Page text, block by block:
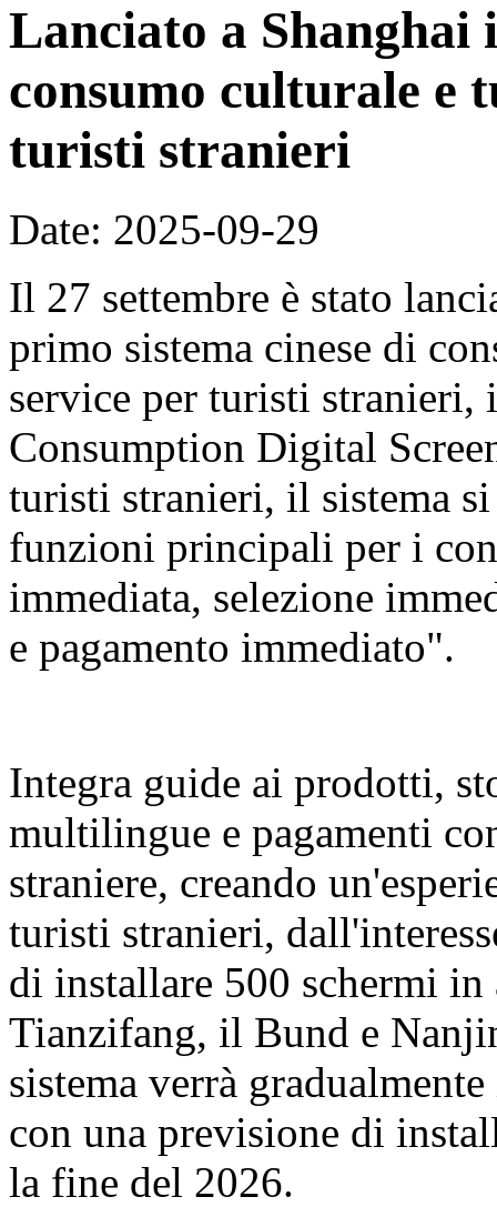
Lanciato a Shanghai
consumo culturale e
turisti stranieri
Date: 2025-09-29
Il 27 settembre è stato
primo sistema cinese di
service per turisti
Consumption Digital
turisti stranieri, il sistema
funzioni principali per i
immediata, selezione
e pagamento immediato".
Integra guide ai prodotti,
multilingue e pagamenti
straniere, creando
turisti stranieri,
di installare 500 schermi
Tianzifang, il Bund e
sistema verrà
con una previsione di
la fine del 2026.